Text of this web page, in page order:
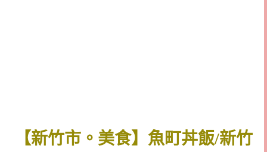
【新竹市。美食】魚町丼飯/新竹